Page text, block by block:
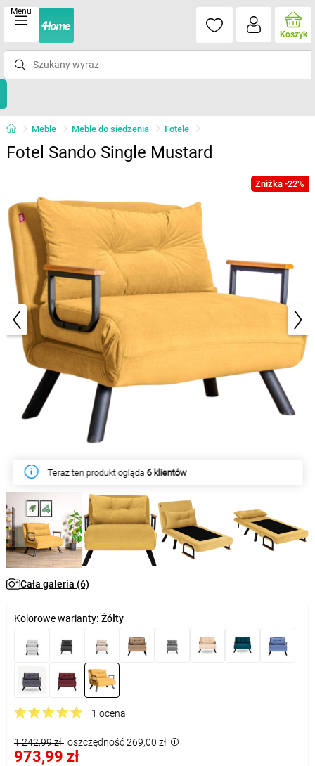
Menu
Koszyk
Meble Meble do siedzenia Fotele
Fotel Sando Single Mustard
Zniżka -22%
Teraz ten produkt ogląda 6 klientów
Cała galeria (6)
Kolorowe warianty: Żółty
1 ocena
1 242,99 zł oszczędność 269,00 zł
973,99 zł